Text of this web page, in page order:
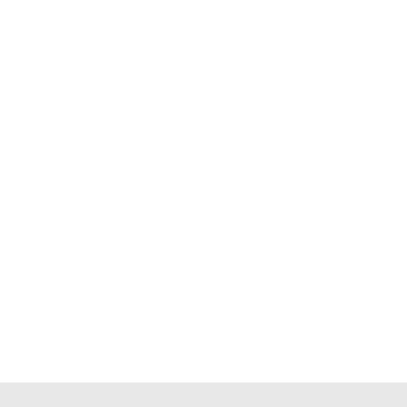
Это смартфон для тех, кто хочет
поэтому покупка станет практичным